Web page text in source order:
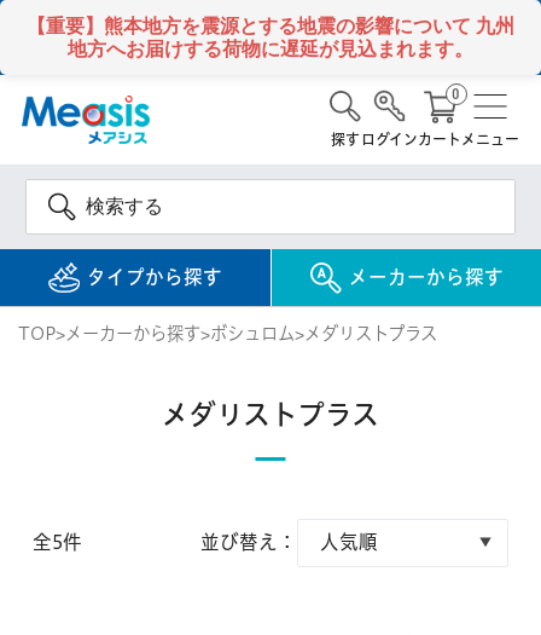
【重要】熊本地方を震源とする地震の影響について 九州
地方へお届けする荷物に遅延が見込まれます。
タイプから探す メーカーから探す
探す ログインカート
0
メニュー
1DAY / 1日 使い捨て
1MONTH / 1ヶ月 使い捨て
INFORMATION
TOP メーカーから探す ボシュロム メダリストプラス
メダリストプラス
全5件 並び替え：